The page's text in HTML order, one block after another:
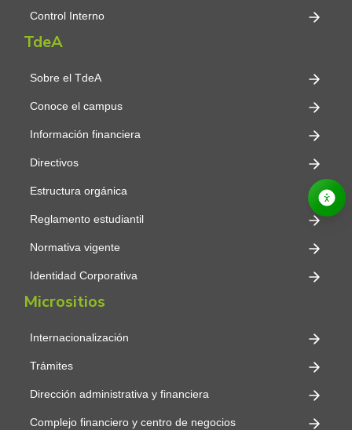
Control Interno
TdeA
Sobre el TdeA
Conoce el campus
Información financiera
Directivos
Estructura orgánica
Reglamento estudiantil
Normativa vigente
Identidad Corporativa
Micrositios
Internacionalización
Trámites
Dirección administrativa y financiera
Complejo financiero y centro de negocios